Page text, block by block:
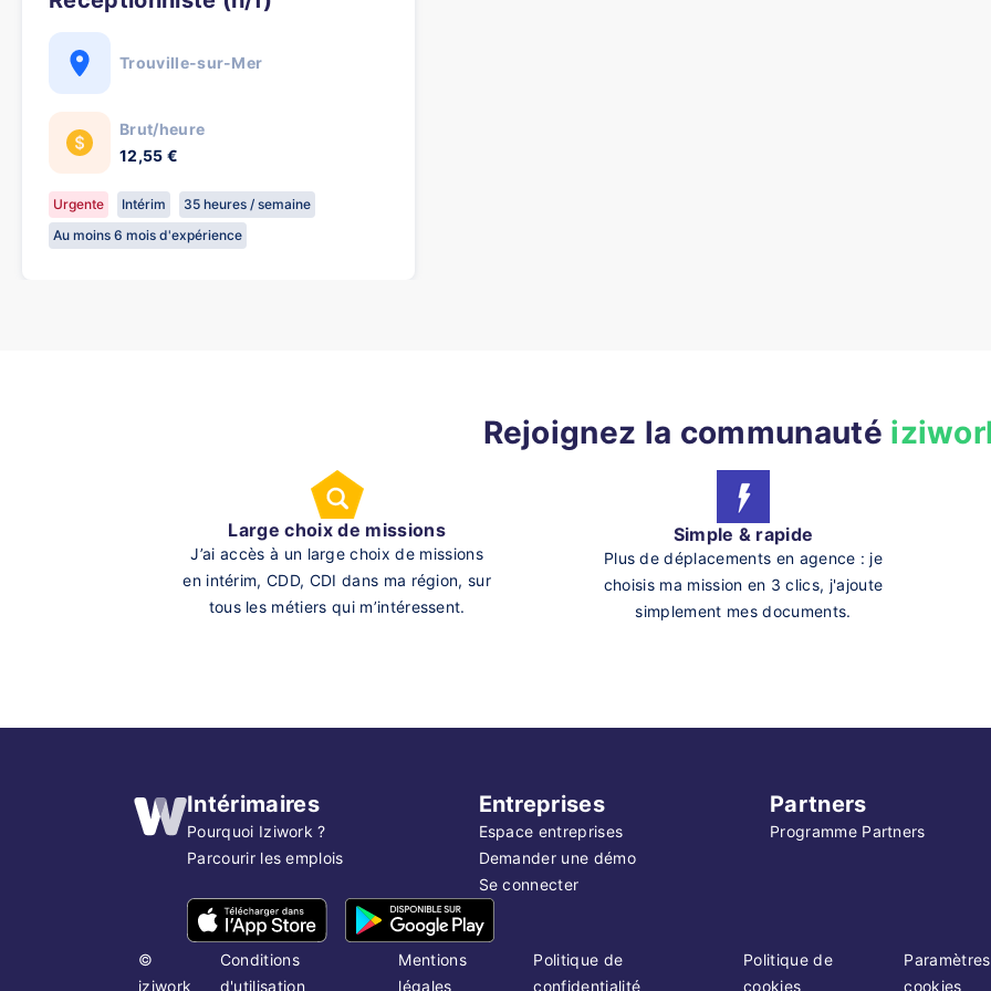
Trouville-sur-Mer
Brut/heure
12,55 €
Urgente Intérim
35 heures / semaine
Au moins 6 mois d'expérience
Rejoignez la communauté
Large choix de missions
J’ai accès à un large choix de missions
en intérim, CDD, CDI dans ma région, sur
tous les métiers qui m’intéressent.
Simple & rapide
Plus de déplacements en agence : je
choisis ma mission en 3 clics, j'ajoute
simplement mes documents.
Intérimaires
Pourquoi Iziwork ?
Parcourir les emplois
Entreprises
Espace entreprises
Demander une démo
Se connecter
Partners
Programme Partners
©
iziwork
Conditions
d'utilisation
Mentions
légales
Politique de
confidentialité
Politique de
cookies
cookies